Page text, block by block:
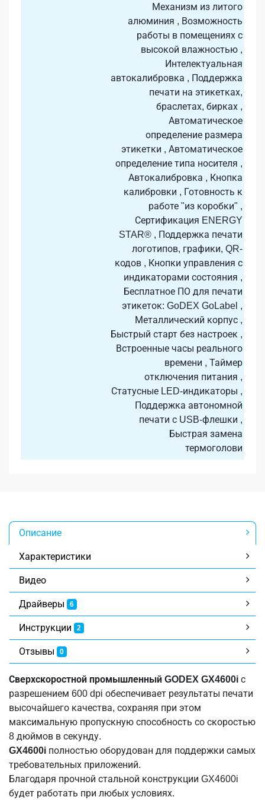
Механизм из литого
алюминия , Возможность
работы в помещениях с
высокой влажностью ,
Интелектуальная
автокалибровка , Поддержка
печати на этикетках,
браслетах, бирках ,
Автоматическое
определение размера
этикетки , Автоматическое
определение типа носителя ,
Автокалибровка , Кнопка
калибровки , Готовность к
работе "из коробки" ,
Сертификация ENERGY
STAR® , Поддержка печати
логотипов, графики, QR-
кодов , Кнопки управления с
индикаторами состояния ,
Бесплатное ПО для печати
этикеток: GoDEX GoLabel ,
Металлический корпус ,
Быстрый старт без настроек ,
Встроенные часы реального
времени , Таймер
отключения питания ,
Статусные LED-индикаторы ,
Поддержка автономной
печати с USB-флешки ,
Быстрая замена
термоголови
Описание
Характеристики
Видео
Драйверы 6
Инструкции 2
Отзывы 0
Сверхскоростной промышленный GODEX GX4600i с
разрешением 600 dpi обеспечивает результаты печати
высочайшего качества, сохраняя при этом
максимальную пропускную способность со скоростью
8 дюймов в секунду.
GX4600i полностью оборудован для поддержки самых
требовательных приложений.
Благодаря прочной стальной конструкции GX4600i
будет работать при любых условиях.